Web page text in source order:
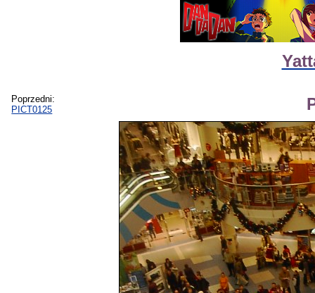
Poprzedni:
PICT0125